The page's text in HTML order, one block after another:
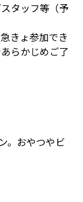
タッフ等（予
きょ参加でき
らかじめご了
。おやつやビ